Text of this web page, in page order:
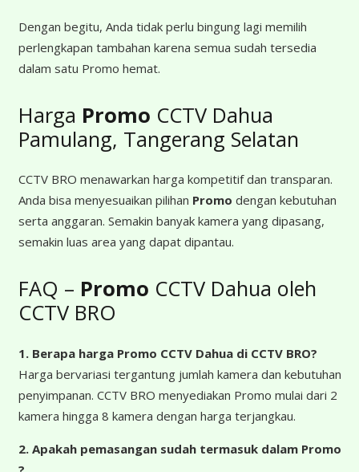
Dengan begitu, Anda tidak perlu bingung lagi memilih
perlengkapan tambahan karena semua sudah tersedia
dalam satu Promo hemat.
Harga Promo CCTV Dahua
Pamulang, Tangerang Selatan
CCTV BRO menawarkan harga kompetitif dan transparan.
Anda bisa menyesuaikan pilihan Promo dengan kebutuhan
serta anggaran. Semakin banyak kamera yang dipasang,
semakin luas area yang dapat dipantau.
FAQ – Promo CCTV Dahua oleh
CCTV BRO
1. Berapa harga Promo CCTV Dahua di CCTV BRO?
Harga bervariasi tergantung jumlah kamera dan kebutuhan
penyimpanan. CCTV BRO menyediakan Promo mulai dari 2
kamera hingga 8 kamera dengan harga terjangkau.
2. Apakah pemasangan sudah termasuk dalam Promo